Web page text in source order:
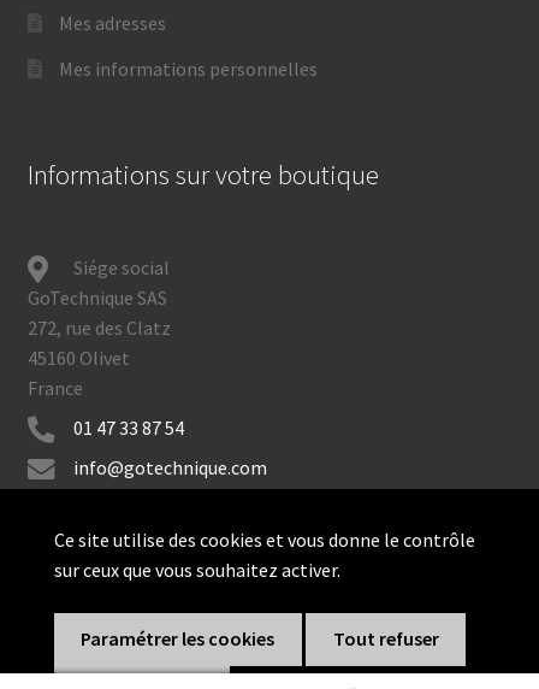
Mes adresses
Mes informations personnelles
Informations sur votre boutique
Siége social
GoTechnique SAS
272, rue des Clatz
45160 Olivet
France
01 47 33 87 54
info@gotechnique.com
© GoTechnique 2026
Ce site utilise des cookies et vous donne le contrôle
sur ceux que vous souhaitez activer.
Paramétrer les cookies Tout refuser